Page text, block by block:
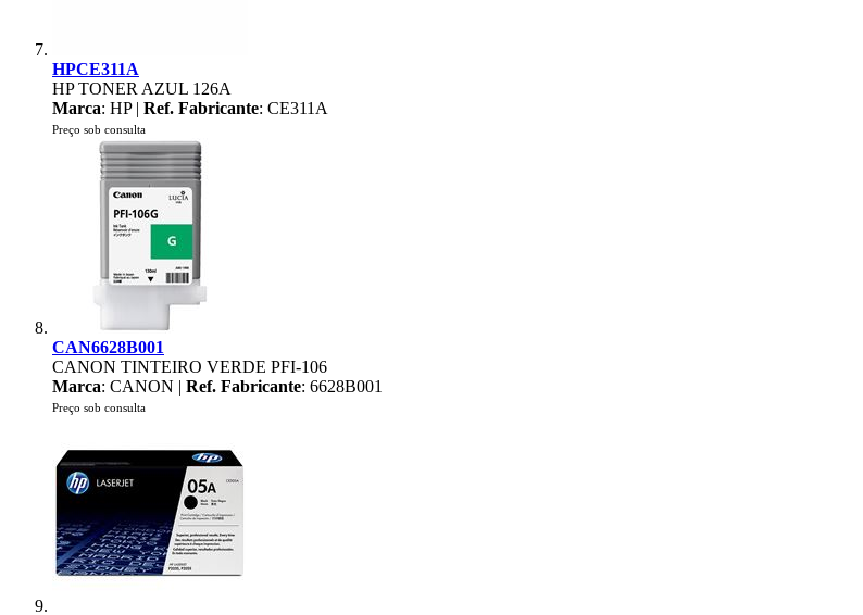
HPCE311A
HP TONER AZUL 126A
Marca: HP | Ref. Fabricante: CE311A
Preço sob consulta
CAN6628B001
CANON TINTEIRO VERDE PFI-106
Marca: CANON | Ref. Fabricante: 6628B001
Preço sob consulta